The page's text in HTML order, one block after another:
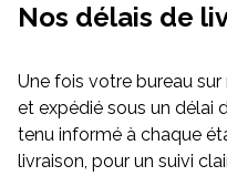
Nos délais de
Une fois votre bureau
et expédié sous un délai
tenu informé à chaque
livraison, pour un suivi